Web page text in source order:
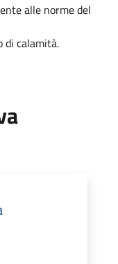
alle norme del
di calamità.